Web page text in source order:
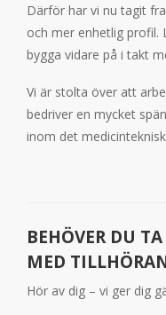
Därför har vi nu tagit
och mer enhetlig profil.
bygga vidare på i takt
Vi är stolta över att
bedriver en mycket
inom det
BEHÖVER DU
MED
Hör av dig – vi ger dig